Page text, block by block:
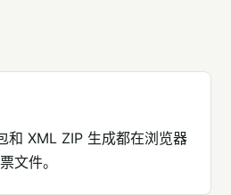
和 XML ZIP 生成都在浏览器
文件。